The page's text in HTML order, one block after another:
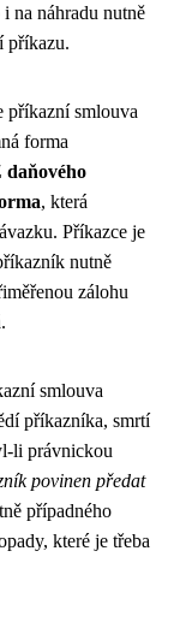
na náhradu nutně
příkazu.
příkazní smlouva
forma
daňového
, která
Příkazce je
nutně
zálohu
smlouva
příkazníka, smrtí
li právnickou
povinen předat
případného
které je třeba